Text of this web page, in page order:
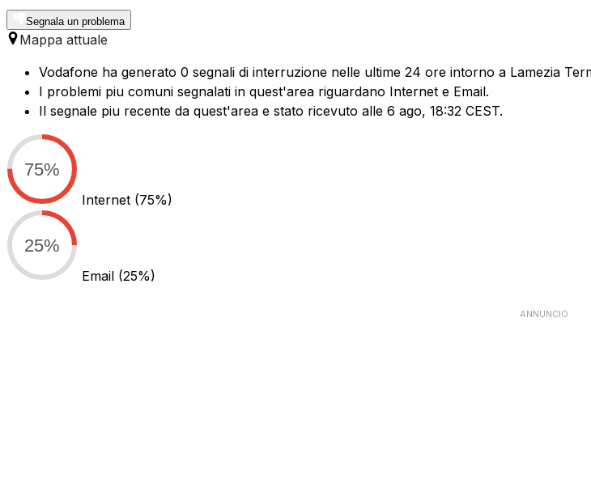
Segnala un problema
Mappa attuale
Vodafone ha generato 0 segnali di interruzione nelle ultime 24 ore intorno a Lamezia
I problemi piu comuni segnalati in quest'area riguardano Internet e Email.
Il segnale piu recente da quest'area e stato ricevuto alle 6 ago, 18:32 CEST.
75%
Internet (75%)
25%
Email (25%)
ANNUNCIO